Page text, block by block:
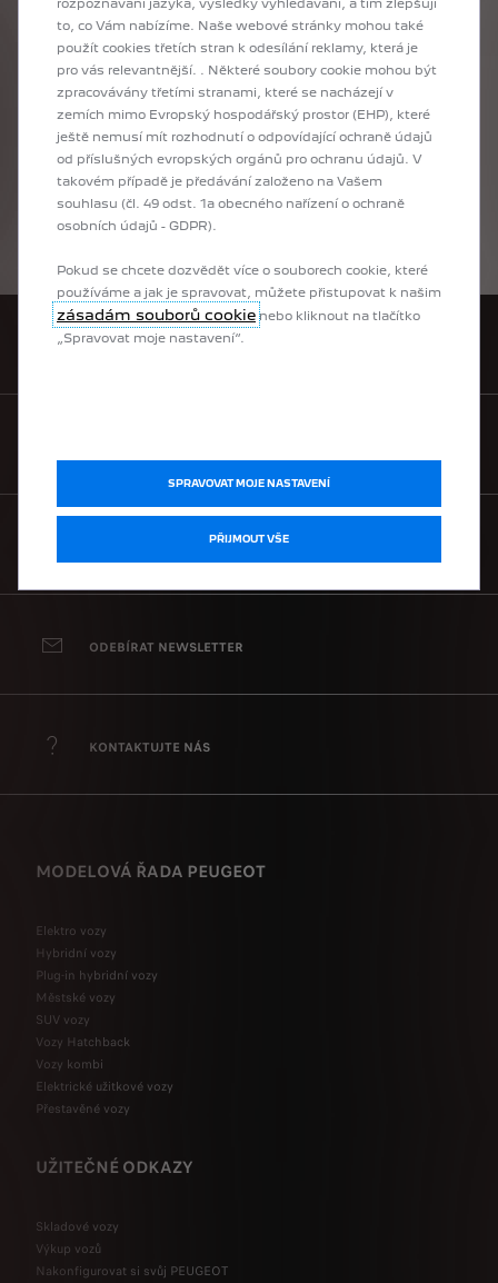
nebo technický stav vozu či pravidelně a řádně
prováděná údržba vozu.
NAKONFIGURUJTE SI SVŮJ
NOVÝ PEUGEOT 408
Máte zájem o nový model Peugeot 408 nebo Peugeot 408 HYBRID?
Přizpůsobte si jej pomocí konfigurátoru Peugeot: vyberte si verzi, motor,
barvu, výbavu a promítněte se za volant svého budoucího dobíjecího
POŽÁDAT O OBCHODNÍ NABÍDKU
ODEBÍRAT NEWSLETTER
KONTAKTUJTE NÁS
MODELOVÁ ŘADA PEUGEOT
Elektro vozy
Hybridní vozy
Plug-in hybridní vozy
Městské vozy
SUV vozy
Vozy Hatchback
Vozy kombi
Elektrické užitkové vozy
Přestavěné vozy
UŽITEČNÉ ODKAZY
Skladové vozy
Výkup vozů
Nakonfigurovat si svůj PEUGEOT
rozpoznávání jazyka, výsledky vyhledávání, a tím zlepšují
to, co Vám nabízíme. Naše webové stránky mohou také
použít cookies třetích stran k odesílání reklamy, která je
pro vás relevantnější. . Některé soubory cookie mohou být
zpracovávány třetími stranami, které se nacházejí v
zemích mimo Evropský hospodářský prostor (EHP), které
ještě nemusí mít rozhodnutí o odpovídající ochraně údajů
od příslušných evropských orgánů pro ochranu údajů. V
takovém případě je předávání založeno na Vašem
souhlasu (čl. 49 odst. 1a obecného nařízení o ochraně
osobních údajů - GDPR).
Pokud se chcete dozvědět více o souborech cookie, které
používáme a jak je spravovat, můžete přistupovat k našim
zásadám souborů cookie nebo kliknout na tlačítko
„Spravovat moje nastavení“.
SPRAVOVAT MOJE NASTAVENÍ
PŘIJMOUT VŠE